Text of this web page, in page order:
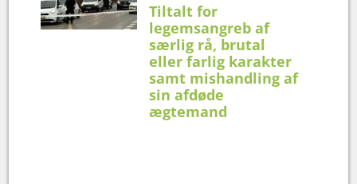
Tiltalt for
legemsangreb af
særlig rå, brutal
eller farlig karakter
samt mishandling af
sin afdøde
ægtemand